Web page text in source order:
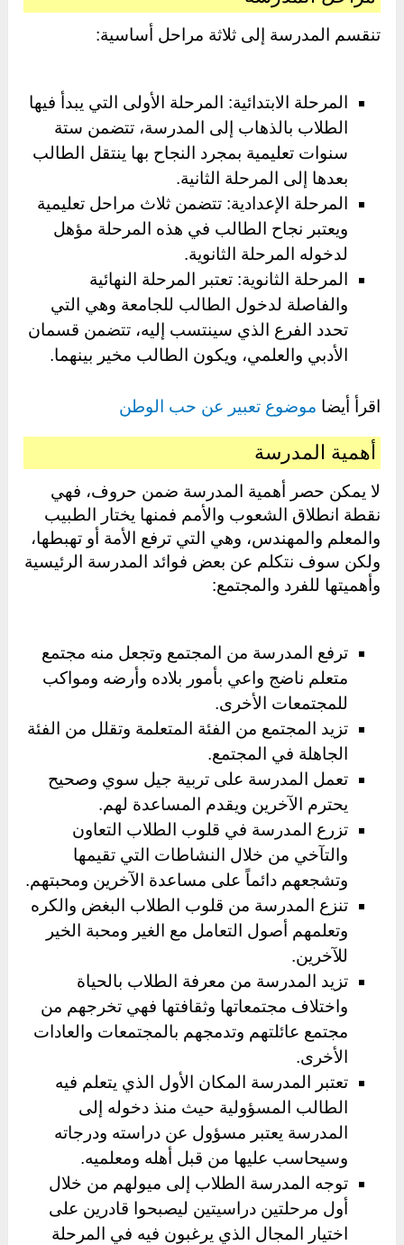
تنقسم المدرسة إلى ثلاثة مراحل أساسية:
المرحلة الابتدائية: المرحلة الأولى التي يبدأ فيها
الطلاب بالذهاب إلى المدرسة، تتضمن ستة
سنوات تعليمية بمجرد النجاح بها ينتقل الطالب
بعدها إلى المرحلة الثانية.
المرحلة الإعدادية: تتضمن ثلاث مراحل تعليمية
ويعتبر نجاح الطالب في هذه المرحلة مؤهل
لدخوله المرحلة الثانوية.
المرحلة الثانوية: تعتبر المرحلة النهائية
والفاصلة لدخول الطالب للجامعة وهي التي
تحدد الفرع الذي سينتسب إليه، تتضمن قسمان
الأدبي والعلمي، ويكون الطالب مخير بينهما.
اقرأ أيضا موضوع تعبير عن حب الوطن
أهمية المدرسة
لا يمكن حصر أهمية المدرسة ضمن حروف، فهي
نقطة انطلاق الشعوب والأمم فمنها يختار الطبيب
والمعلم والمهندس، وهي التي ترفع الأمة أو تهبطها،
ولكن سوف نتكلم عن بعض فوائد المدرسة الرئيسية
وأهميتها للفرد والمجتمع:
ترفع المدرسة من المجتمع وتجعل منه مجتمع
متعلم ناضج واعي بأمور بلاده وأرضه ومواكب
للمجتمعات الأخرى.
تزيد المجتمع من الفئة المتعلمة وتقلل من الفئة
الجاهلة في المجتمع.
تعمل المدرسة على تربية جيل سوي وصحيح
يحترم الآخرين ويقدم المساعدة لهم.
تزرع المدرسة في قلوب الطلاب التعاون
والتآخي من خلال النشاطات التي تقيمها
وتشجعهم دائماً على مساعدة الآخرين ومحبتهم.
تنزع المدرسة من قلوب الطلاب البغض والكره
وتعلمهم أصول التعامل مع الغير ومحبة الخير
للآخرين.
تزيد المدرسة من معرفة الطلاب بالحياة
واختلاف مجتمعاتها وثقافتها فهي تخرجهم من
مجتمع عائلتهم وتدمجهم بالمجتمعات والعادات
الأخرى.
تعتبر المدرسة المكان الأول الذي يتعلم فيه
الطالب المسؤولية حيث منذ دخوله إلى
المدرسة يعتبر مسؤول عن دراسته ودرجاته
وسيحاسب عليها من قبل أهله ومعلميه.
توجه المدرسة الطلاب إلى ميولهم من خلال
أول مرحلتين دراسيتين ليصبحوا قادرين على
اختيار المجال الذي يرغبون فيه في المرحلة